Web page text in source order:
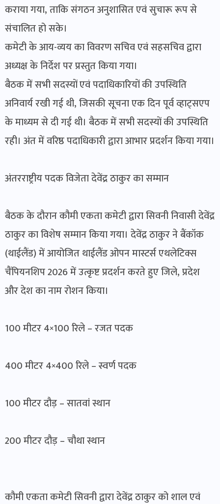
कराया गया, ताकि संगठन अनुशासित एवं सुचारू रूप से
संचालित हो सके।
कमेटी के आय-व्यय का विवरण सचिव एवं सहसचिव द्वारा
अध्यक्ष के निर्देश पर प्रस्तुत किया गया।
बैठक में सभी सदस्यों एवं पदाधिकारियों की उपस्थिति
अनिवार्य रखी गई थी, जिसकी सूचना एक दिन पूर्व व्हाट्सएप
के माध्यम से दी गई थी। बैठक में सभी सदस्यों की उपस्थिति
रही। अंत में वरिष्ठ पदाधिकारी द्वारा आभार प्रदर्शन किया गया।
अंतरराष्ट्रीय पदक विजेता देवेंद्र ठाकुर का सम्मान
बैठक के दौरान कौमी एकता कमेटी द्वारा सिवनी निवासी देवेंद्र
ठाकुर का विशेष सम्मान किया गया। देवेंद्र ठाकुर ने बैंकॉक
(थाईलैंड) में आयोजित थाईलैंड ओपन मास्टर्स एथलेटिक्स
चैंपियनशिप 2026 में उत्कृष्ट प्रदर्शन करते हुए जिले, प्रदेश
और देश का नाम रोशन किया।
100 मीटर 4×100 रिले – रजत पदक
400 मीटर 4×400 रिले – स्वर्ण पदक
100 मीटर दौड़ – सातवां स्थान
200 मीटर दौड़ – चौथा स्थान
कौमी एकता कमेटी सिवनी द्वारा देवेंद्र ठाकुर को शाल एवं